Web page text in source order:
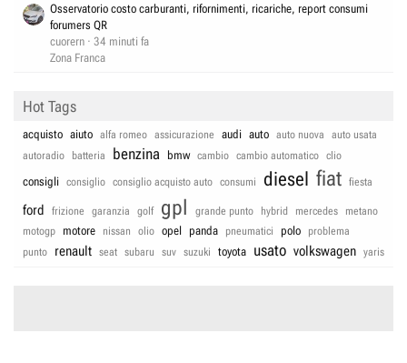
Osservatorio costo carburanti, rifornimenti, ricariche, report consumi
forumers QR
cuorern
34 minuti fa
Zona Franca
Hot Tags
acquisto aiuto alfa romeo assicurazione audi auto auto nuova
auto usata
autoradio
batteria benzina bmw cambio cambio automatico clio
consigli consiglio consiglio acquisto auto consumi diesel fiat fiesta
ford frizione garanzia golf gpl grande punto hybrid mercedes
metano
motogp
motore nissan olio opel panda pneumatici polo
problema
punto
renault seat subaru suv suzuki toyota usato volkswagen yaris